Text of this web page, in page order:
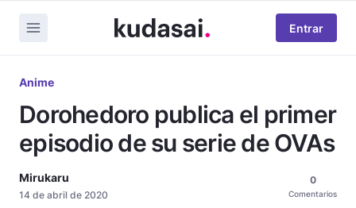
Entrar
Anime
Dorohedoro publica el primer
episodio de su serie de OVAs
Mirukaru
14 de abril de 2020
0
Comentarios